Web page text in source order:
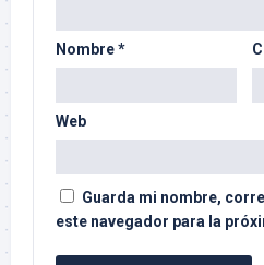
Nombre*
Web
Guarda mi nombre,
este navegador para la